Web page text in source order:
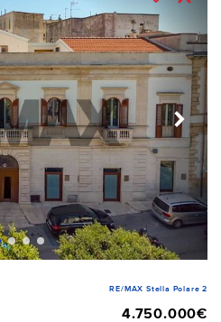
RE/MAX Stella Polare 2
4.750.000€